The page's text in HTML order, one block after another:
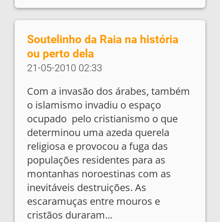
Soutelinho da Raia na história
ou perto dela
21-05-2010 02:33
Com a invasão dos árabes, também
o islamismo invadiu o espaço
ocupado pelo cristianismo o que
determinou uma azeda querela
religiosa e provocou a fuga das
populações residentes para as
montanhas noroestinas com as
inevitáveis destruições. As
escaramuças entre mouros e
cristãos duraram...